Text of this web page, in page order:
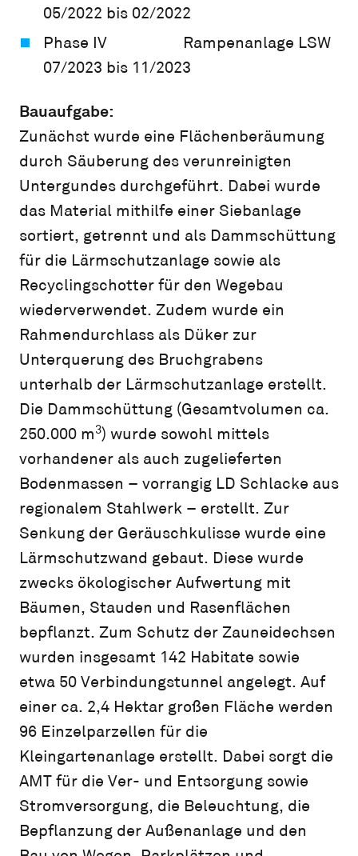
05/2022 bis 02/2022
Phase IV Rampenanlage LSW
07/2023 bis 11/2023
Bauaufgabe:
Zunächst wurde eine Flächenberäumung
durch Säuberung des verunreinigten
Untergundes durchgeführt. Dabei wurde
das Material mithilfe einer Siebanlage
sortiert, getrennt und als Dammschüttung
für die Lärmschutzanlage sowie als
Recyclingschotter für den Wegebau
wiederverwendet. Zudem wurde ein
Rahmendurchlass als Düker zur
Unterquerung des Bruchgrabens
unterhalb der Lärmschutzanlage erstellt.
Die Dammschüttung (Gesamtvolumen ca.
250.000 m3) wurde sowohl mittels
vorhandener als auch zugelieferten
Bodenmassen – vorrangig LD Schlacke aus
regionalem Stahlwerk – erstellt. Zur
Senkung der Geräuschkulisse wurde eine
Lärmschutzwand gebaut. Diese wurde
zwecks ökologischer Aufwertung mit
Bäumen, Stauden und Rasenflächen
bepflanzt. Zum Schutz der Zauneidechsen
wurden insgesamt 142 Habitate sowie
etwa 50 Verbindungstunnel angelegt. Auf
einer ca. 2,4 Hektar großen Fläche werden
96 Einzelparzellen für die
Kleingartenanlage erstellt. Dabei sorgt die
AMT für die Ver- und Entsorgung sowie
Stromversorgung, die Beleuchtung, die
Bepflanzung der Außenanlage und den